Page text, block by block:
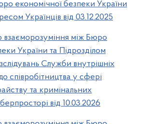
економічної безпеки України
Українців від 03.12.2025
між Бюро
України та Підрозділом
Служби внутрішніх
співробітництва у сфері
та кримінальних
від 10.03.2026